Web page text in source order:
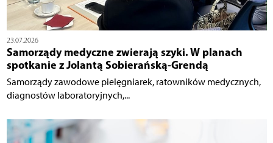
23.07.2026
Samorządy medyczne zwierają szyki. W planach
spotkanie z Jolantą Sobierańską-Grendą
Samorządy zawodowe pielęgniarek, ratowników medycznych,
diagnostów laboratoryjnych,...